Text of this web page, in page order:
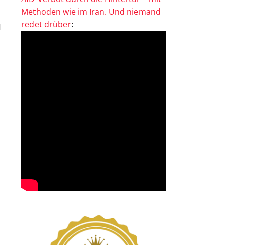
Methoden wie im Iran. Und niemand
redet drüber: